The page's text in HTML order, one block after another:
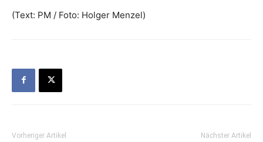
(Text: PM / Foto: Holger Menzel)
Vorheriger Artikel Nächster Artikel